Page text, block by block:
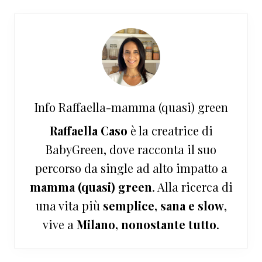
Info Raffaella-mamma (quasi) green
Raffaella Caso è la creatrice di
BabyGreen, dove racconta il suo
percorso da single ad alto impatto a
mamma (quasi) green. Alla ricerca di
una vita più semplice, sana e slow,
vive a Milano, nonostante tutto.